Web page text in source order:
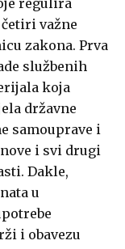
regulira
važne
zakona. Prva
službenih
koja
državne
samouprave i
i svi drugi
Dakle,
u
i obavezu